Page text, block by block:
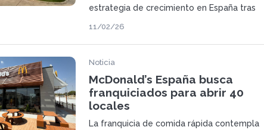
estrategia de crecimiento en España tras
franquiciados.
11/02/26
Noticia
McDonald’s España busca
franquiciados para abrir 40
locales
La franquicia de comida rápida contempla